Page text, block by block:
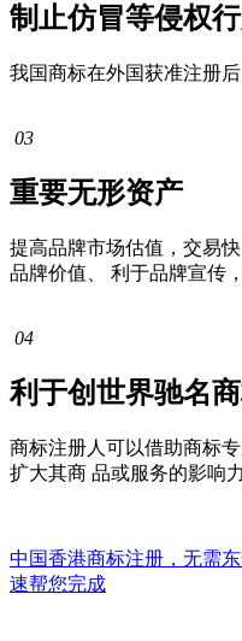
制止仿冒等侵权
我国商标在外国获准注册
03
重要无形资产
提高品牌市场估值，交易
品牌价值、 利于品牌宣传
04
利于创世界驰名
商标注册人可以借助商标
扩大其商 品或服务的影响力
中国香港商标注册，无需
速帮您完成